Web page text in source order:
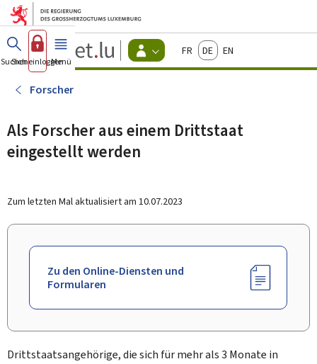
Zum Hauptmenü
Zum Inhalt
Guichet.lu
Changer
d'espace
actif
FrançaisDeutschEnglish
Suchen
Sich einloggen
Menü Haupt-
Forscher
Als Forscher aus einem Drittstaat
eingestellt werden
Zum letzten Mal aktualisiert am 10.07.2023
Zu den Online-Diensten und
Formularen
Drittstaatsangehörige, die sich für mehr als 3 Monate in